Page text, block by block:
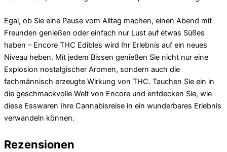
Egal, ob Sie eine Pause vom Alltag machen, einen Abend mit
Freunden genießen oder einfach nur Lust auf etwas Süßes
haben – Encore THC Edibles wird Ihr Erlebnis auf ein neues
Niveau heben. Mit jedem Bissen genießen Sie nicht nur eine
Explosion nostalgischer Aromen, sondern auch die
fachmännisch erzeugte Wirkung von THC. Tauchen Sie ein in
die geschmackvolle Welt von Encore und entdecken Sie, wie
diese Esswaren Ihre Cannabisreise in ein wunderbares Erlebnis
verwandeln können.
Rezensionen